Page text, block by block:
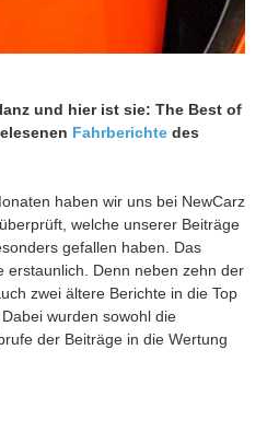
und hier ist sie: The Best of
Fahrberichte des
haben wir uns bei NewCarz
welche unserer Beiträge
gefallen haben. Das
erstaunlich. Denn neben zehn der
zwei ältere Berichte in die Top
wurden sowohl die
der Beiträge in die Wertung